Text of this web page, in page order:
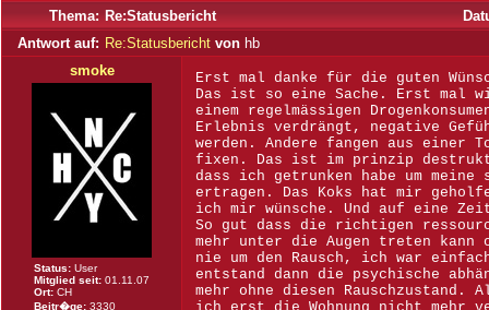
Thema: Re:Statusbericht
Antwort auf: Re:Statusbericht von hb
smoke
Status: User
Mitglied seit: 01.11.07
Ort: CH
Beitr�ge: 3330
Erst mal danke für die guten
Das ist so eine Sache. Erst mal
einem regelmässigen
Erlebnis verdrängt, negative
werden. Andere fangen aus einer
fixen. Das ist im prinzip
dass ich getrunken habe um meine
ertragen. Das Koks hat mir
ich mir wünsche. Und auf eine
So gut dass die richtigen
mehr unter die Augen treten kann
nie um den Rausch, ich war
entstand dann die psychische
mehr ohne diesen